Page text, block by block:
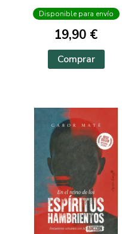
Disponible para envío
19,90 €
Comprar